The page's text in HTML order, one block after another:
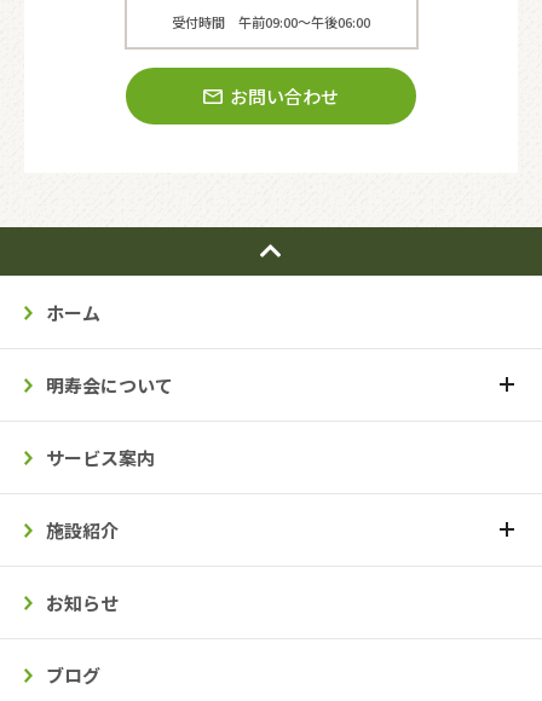
受付時間 午前09:00〜午後06:00
お問い合わせ
ホーム
明寿会について
サービス案内
施設紹介
お知らせ
ブログ